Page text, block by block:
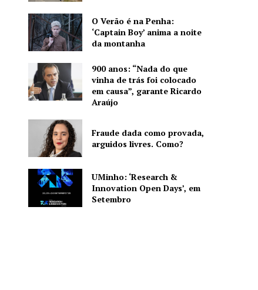
O Verão é na Penha:
‘Captain Boy’ anima a noite
da montanha
900 anos: “Nada do que
vinha de trás foi colocado
em causa”, garante Ricardo
Araújo
Fraude dada como provada,
arguidos livres. Como?
UMinho: ‘Research &
Innovation Open Days’, em
Setembro